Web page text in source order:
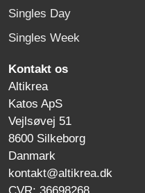
Singles Day
Singles Week
Kontakt os
Altikrea
Katos ApS
Vejlsøvej 51
8600 Silkeborg
Danmark
kontakt@altikrea.dk